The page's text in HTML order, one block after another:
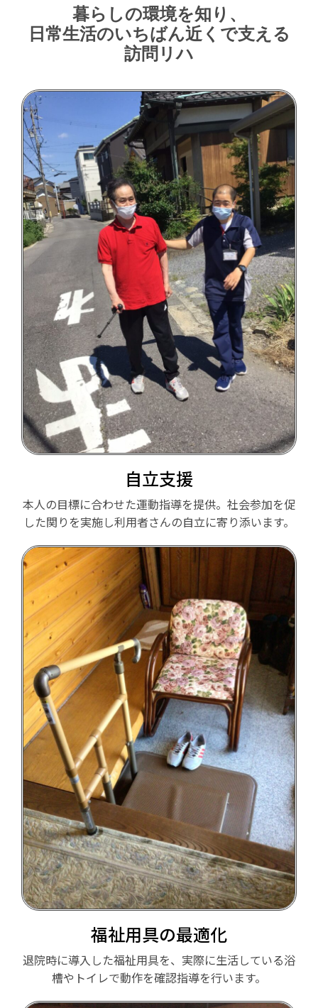
暮らしの環境を知り、
日常生活のいちばん近くで支える
訪問リハ
自立支援
本人の目標に合わせた運動指導を提供。社会参加を促
した関りを実施し利用者さんの自立に寄り添います。
福祉用具の最適化
退院時に導入した福祉用具を、実際に生活している浴
槽やトイレで動作を確認指導を行います。